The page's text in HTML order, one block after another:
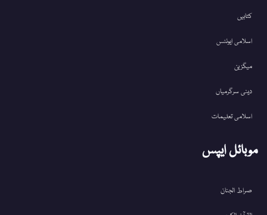
کتابیں
اسلامی ایونٹس
میگزین
دینی سرگرمیاں
اسلامی تعلیمات
موبائل ایپس
صراط الجنان